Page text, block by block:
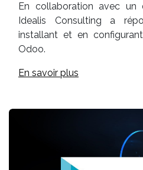
En collaboration avec un
Idealis Consulting a
installant et en
Odoo.
En savoir plus